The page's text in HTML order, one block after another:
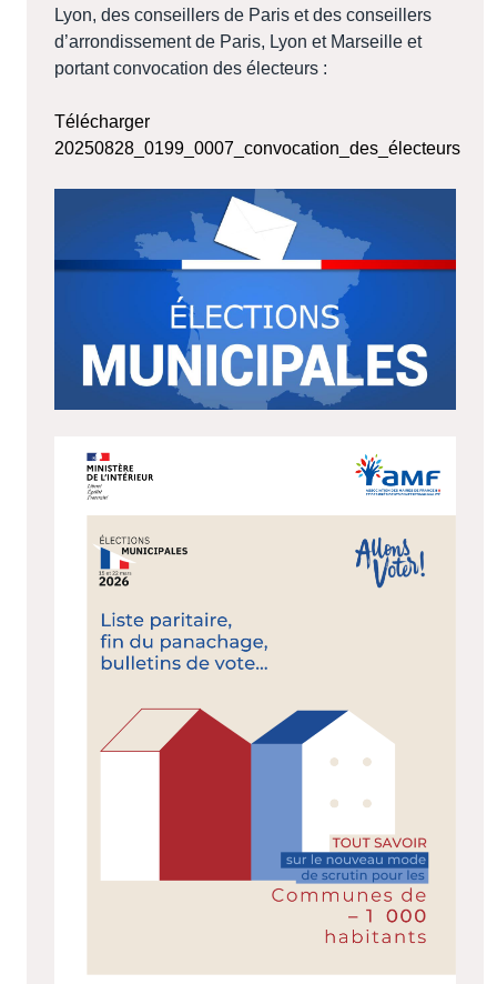
Lyon, des conseillers de Paris et des conseillers
d’arrondissement de Paris, Lyon et Marseille et
portant convocation des électeurs :
Télécharger
20250828_0199_0007_convocation_des_électeurs